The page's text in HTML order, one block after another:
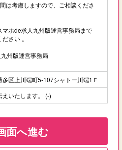
は考慮しますので、ご相談くださ
マホde求人九州版運営事務局まで
さい 。
州版運営事務局
多区上川端町5-107シャトー川端1Ｆ
えいたします。 (-)
面へ進む